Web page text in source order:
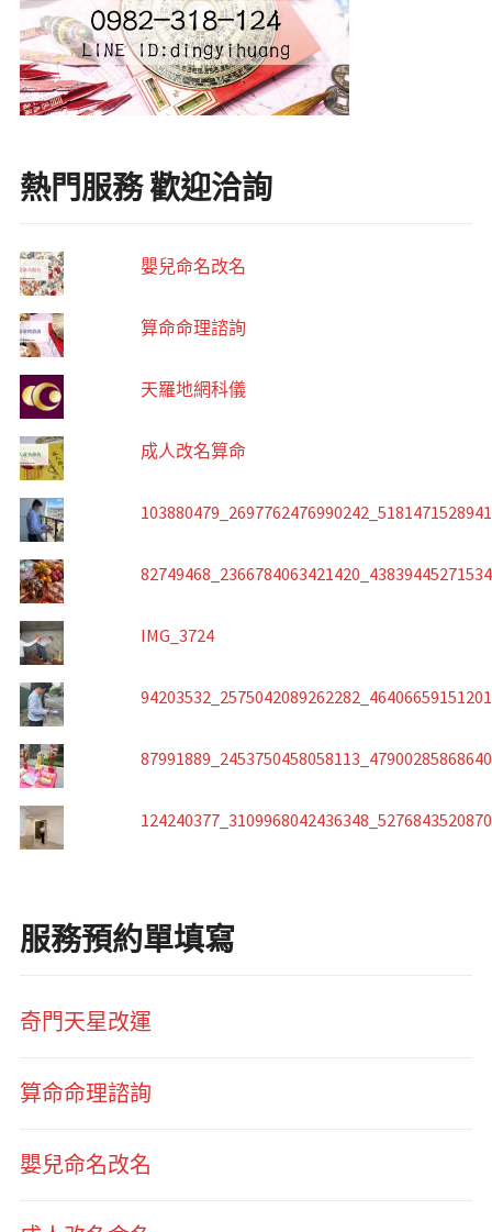
熱門服務 歡迎洽詢
嬰兒命名改名
算命命理諮詢
天羅地網科儀
成人改名算命
IMG_3724
服務預約單填寫
奇門天星改運
算命命理諮詢
嬰兒命名改名